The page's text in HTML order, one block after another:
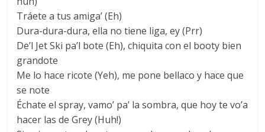
Tráete a tus amiga’ (Eh)
Dura-dura-dura, ella no tiene liga, ey (Prr)
De’l Jet Ski pa’l bote (Eh), chiquita con el booty bien
grandote
Me lo hace ricote (Yeh), me pone bellaco y hace que
se note
Échate el spray, vamo’ pa’ la sombra, que hoy te vo’a
hacer las de Grey (Huh!)